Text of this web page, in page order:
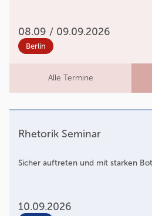
08.09 / 09.09.2026
Berlin
Alle Termine
Rhetorik Seminar
Sicher auftreten und mit starken
10.09.2026